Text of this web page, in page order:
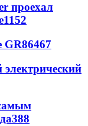
проехал
1152
GR86467
388